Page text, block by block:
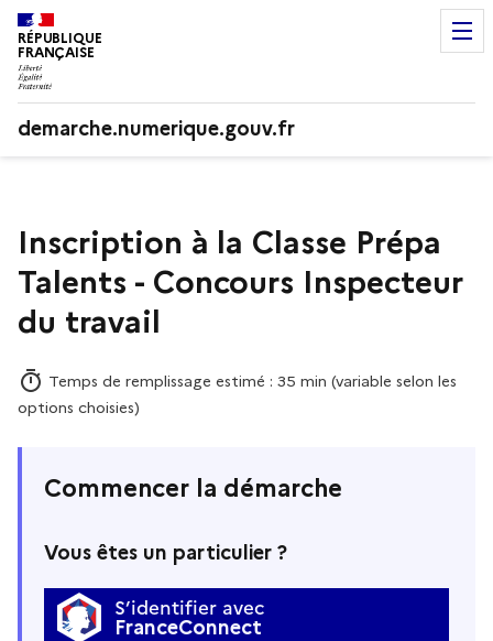
RÉPUBLIQUE
FRANÇAISE
demarche.numerique.gouv.fr
Inscription à la Classe Prépa
Talents - Concours Inspecteur
du travail
Temps de remplissage estimé : 35 min (variable selon les
options choisies)
Commencer la démarche
Vous êtes un particulier ?
S’identifier avec
FranceConnect